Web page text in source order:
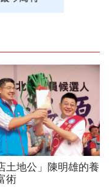
土地公」陳明雄的養
術